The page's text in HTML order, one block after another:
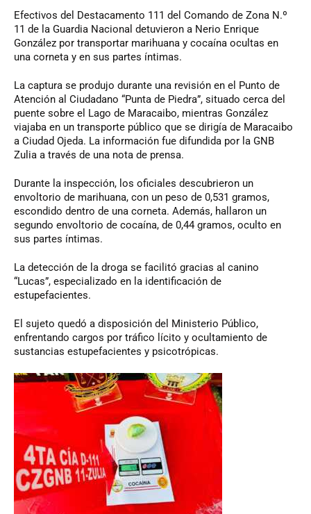
Efectivos del Destacamento 111 del Comando de Zona N.º
11 de la Guardia Nacional detuvieron a Nerio Enrique
González por transportar marihuana y cocaína ocultas en
una corneta y en sus partes íntimas.
La captura se produjo durante una revisión en el Punto de
Atención al Ciudadano “Punta de Piedra”, situado cerca del
puente sobre el Lago de Maracaibo, mientras González
viajaba en un transporte público que se dirigía de Maracaibo
a Ciudad Ojeda. La información fue difundida por la GNB
Zulia a través de una nota de prensa.
Durante la inspección, los oficiales descubrieron un
envoltorio de marihuana, con un peso de 0,531 gramos,
escondido dentro de una corneta. Además, hallaron un
segundo envoltorio de cocaína, de 0,44 gramos, oculto en
sus partes íntimas.
La detección de la droga se facilitó gracias al canino
“Lucas”, especializado en la identificación de
estupefacientes.
El sujeto quedó a disposición del Ministerio Público,
enfrentando cargos por tráfico lícito y ocultamiento de
sustancias estupefacientes y psicotrópicas.